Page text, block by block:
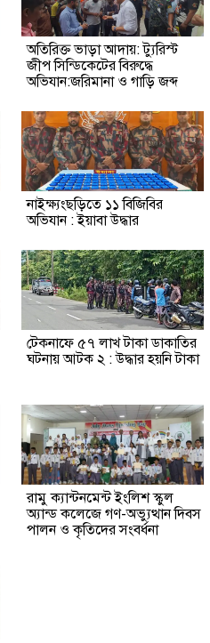
অতিরিক্ত ভাড়া আদায়: ট্যুরিস্ট
জীপ সিন্ডিকেটের বিরুদ্ধে
অভিযান:জরিমানা ও গাড়ি জব্দ
নাইক্ষ্যংছড়িতে ১১ বিজিবির
অভিযান : ইয়াবা উদ্ধার
টেকনাফে ৫৭ লাখ টাকা ডাকাতির
ঘটনায় আটক ২ : উদ্ধার হয়নি টাকা
রামু ক্যান্টনমেন্ট ইংলিশ স্কুল
অ্যান্ড কলেজে গণ-অভ্যুত্থান দিবস
পালন ও কৃতিদের সংবর্ধনা